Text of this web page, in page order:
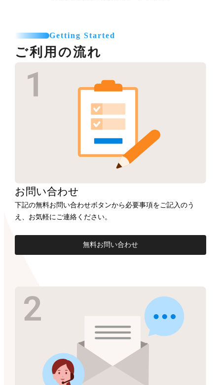
Getting Started
ご利用の流れ
お問い合わせ
下記の無料お問い合わせボタンから必要事項をご記入のう
え、お気軽にご連絡ください。
無料お問い合わせ